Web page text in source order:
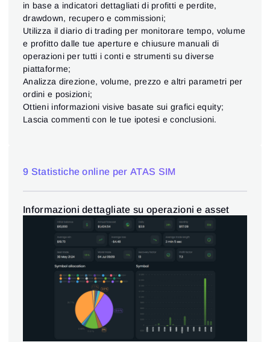
in base a indicatori dettagliati di profitti e perdite,
drawdown, recupero e commissioni;
Utilizza il diario di trading per monitorare tempo, volume
e profitto dalle tue aperture e chiusure manuali di
operazioni per tutti i conti e strumenti su diverse
piattaforme;
Analizza direzione, volume, prezzo e altri parametri per
ordini e posizioni;
Ottieni informazioni visive basate sui grafici equity;
Lascia commenti con le tue ipotesi e conclusioni.
9 Statistiche online per ATAS SIM
Informazioni dettagliate su operazioni e asset